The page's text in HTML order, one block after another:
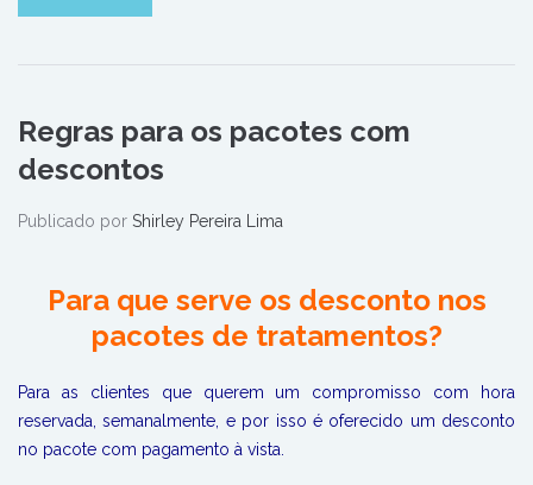
Regras para os pacotes com
descontos
Publicado por Shirley Pereira Lima
Para que serve os desconto nos
pacotes de tratamentos?
Para as clientes que querem um compromisso com hora
reservada, semanalmente, e por isso é oferecido um desconto
no pacote com pagamento à vista.